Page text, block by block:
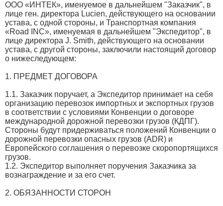
ООО «ИНТЕК», именуемое в дальнейшем "Заказчик", в
лице ген. директора Lucien, действующего на основании
устава, с одной стороны, и Транспортная компания
«Road INC», именуемая в дальнейшем "Экспедитор", в
лице директора J. Smith, действующего на основании
устава, с другой стороны, заключили настоящий договор
о нижеследующем:
1. ПРЕДМЕТ ДОГОВОРА
1.1. Заказчик поручает, а Экспедитор принимает на себя
организацию перевозок импортных и экспортных грузов
в соответствии с условиями Конвенции о договоре
международной дорожной перевозки грузов (КДПГ).
Стороны будут придерживаться положений Конвенции о
дорожной перевозки опасных грузов (ADR) и
Европейского соглашения о перевозке скоропортящихся
грузов.
1.2. Экспедитор выполняет поручения Заказчика за
вознаграждение и за его счет.
2. ОБЯЗАННОСТИ СТОРОН